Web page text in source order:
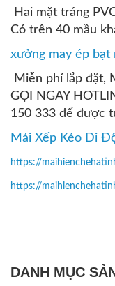
Hai mặt tráng
Có trên 40 mầu
xưởng may ép bạt
Miễn phí lắp đặt,
GỌI NGAY
150 333 để được
Mái Xếp Kéo Di
https://
https://
DANH MỤC